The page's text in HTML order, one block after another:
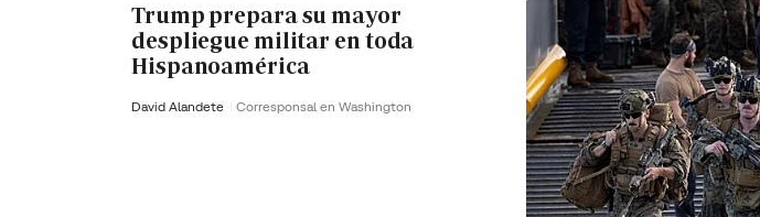
Trump prepara su mayor
despliegue militar en toda
Hispanoamérica
David Alandete Corresponsal en Washington